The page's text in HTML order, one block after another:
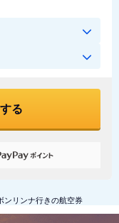
る
ンリンナ行きの航空券